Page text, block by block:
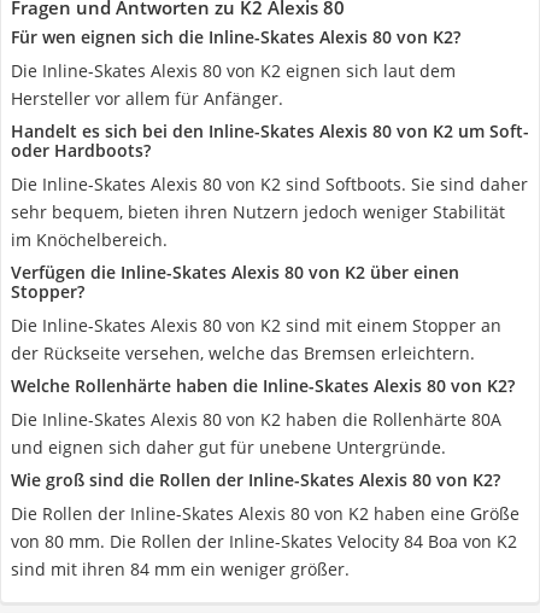
Fragen und Antworten zu K2 Alexis 80
Für wen eignen sich die Inline-Skates Alexis 80 von K2?
Die Inline-Skates Alexis 80 von K2 eignen sich laut dem
Hersteller vor allem für Anfänger.
Handelt es sich bei den Inline-Skates Alexis 80 von K2 um Soft-
oder Hardboots?
Die Inline-Skates Alexis 80 von K2 sind Softboots. Sie sind daher
sehr bequem, bieten ihren Nutzern jedoch weniger Stabilität
im Knöchelbereich.
Verfügen die Inline-Skates Alexis 80 von K2 über einen
Stopper?
Die Inline-Skates Alexis 80 von K2 sind mit einem Stopper an
der Rückseite versehen, welche das Bremsen erleichtern.
Welche Rollenhärte haben die Inline-Skates Alexis 80 von K2?
Die Inline-Skates Alexis 80 von K2 haben die Rollenhärte 80A
und eignen sich daher gut für unebene Untergründe.
Wie groß sind die Rollen der Inline-Skates Alexis 80 von K2?
Die Rollen der Inline-Skates Alexis 80 von K2 haben eine Größe
von 80 mm. Die Rollen der Inline-Skates Velocity 84 Boa von K2
sind mit ihren 84 mm ein weniger größer.